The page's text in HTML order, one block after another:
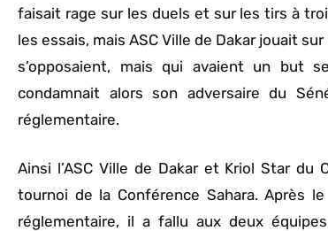
faisait rage sur les duels et sur les tirs à
les essais, mais ASC Ville de Dakar jouait
s’opposaient, mais qui avaient un but
condamnait alors son adversaire du
réglementaire.
Ainsi l’ASC Ville de Dakar et Kriol Star
tournoi de la Conférence Sahara. Après
réglementaire, il a fallu aux deux